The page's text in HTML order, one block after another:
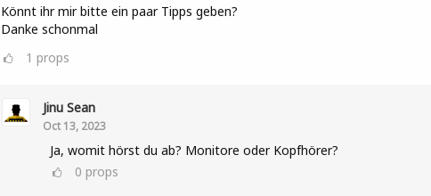
Könnt ihr mir bitte ein paar Tipps geben?
Danke schonmal
1 props
Jinu Sean
Oct 13, 2023
Ja, womit hörst du ab? Monitore oder Kopfhörer?
0 props